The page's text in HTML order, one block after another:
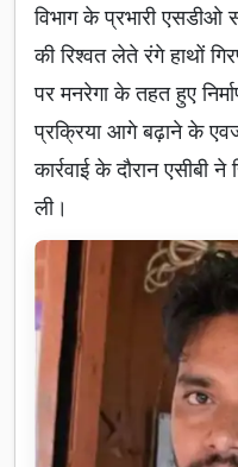
विभाग के प्रभारी
की रिश्वत लेते रंगे हाथों
पर मनरेगा के तहत हुए
प्रक्रिया आगे बढ़ाने के
कार्रवाई के दौरान एसीबी
ली।